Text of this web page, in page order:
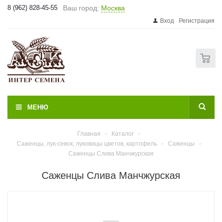
8 (962) 828-45-55 Ваш город: Москва
Вход Регистрация
МЕНЮ
Главная - Каталог
-
Саженцы, лук-севок, луковицы цветов, картофель
- Саженцы
-
Саженцы Слива Манчжурская
Саженцы Слива Манчжурская